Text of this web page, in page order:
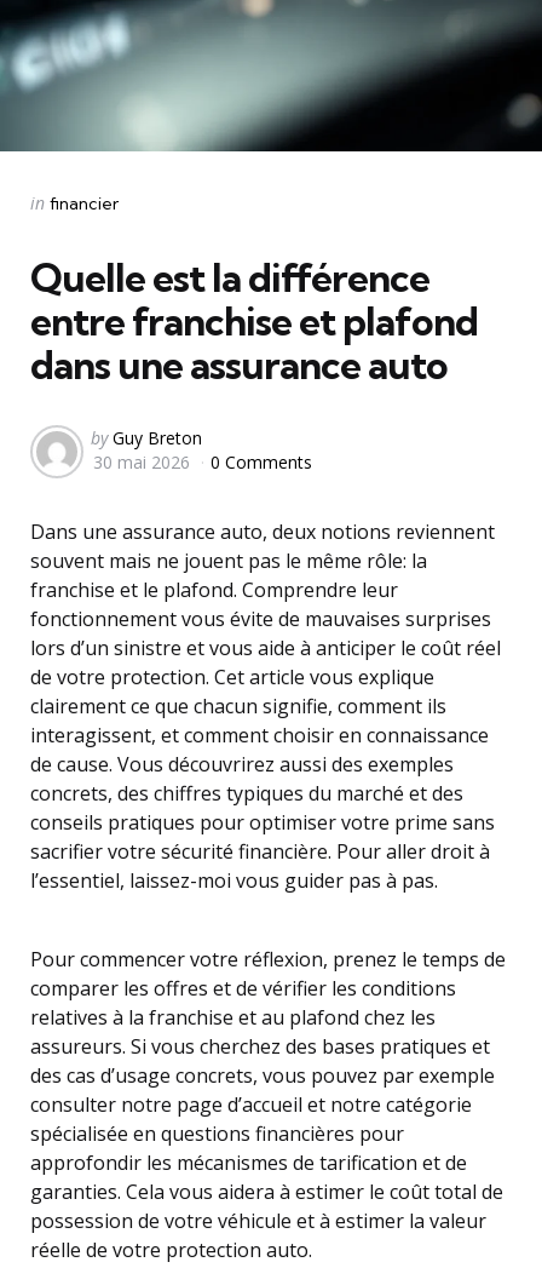
Categories
Posted
in financier
Quelle est la différence
entre franchise et plafond
dans une assurance auto
Posted
by
by Guy Breton
30 mai 2026
0 Comments
Dans une assurance auto, deux notions reviennent
souvent mais ne jouent pas le même rôle: la
franchise et le plafond. Comprendre leur
fonctionnement vous évite de mauvaises surprises
lors d’un sinistre et vous aide à anticiper le coût réel
de votre protection. Cet article vous explique
clairement ce que chacun signifie, comment ils
interagissent, et comment choisir en connaissance
de cause. Vous découvrirez aussi des exemples
concrets, des chiffres typiques du marché et des
conseils pratiques pour optimiser votre prime sans
sacrifier votre sécurité financière. Pour aller droit à
l’essentiel, laissez-moi vous guider pas à pas.
Pour commencer votre réflexion, prenez le temps de
comparer les offres et de vérifier les conditions
relatives à la franchise et au plafond chez les
assureurs. Si vous cherchez des bases pratiques et
des cas d’usage concrets, vous pouvez par exemple
consulter notre page d’accueil et notre catégorie
spécialisée en questions financières pour
approfondir les mécanismes de tarification et de
garanties. Cela vous aidera à estimer le coût total de
possession de votre véhicule et à estimer la valeur
réelle de votre protection auto.